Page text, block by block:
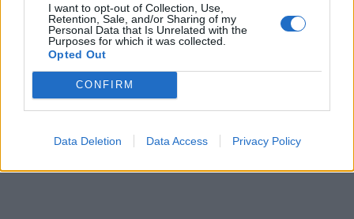
I want to opt-out of Collection, Use,
Retention, Sale, and/or Sharing of my
Personal Data that Is Unrelated with the
Purposes for which it was collected.
Opted Out
CONFIRM
Data Deletion Data Access Privacy Policy